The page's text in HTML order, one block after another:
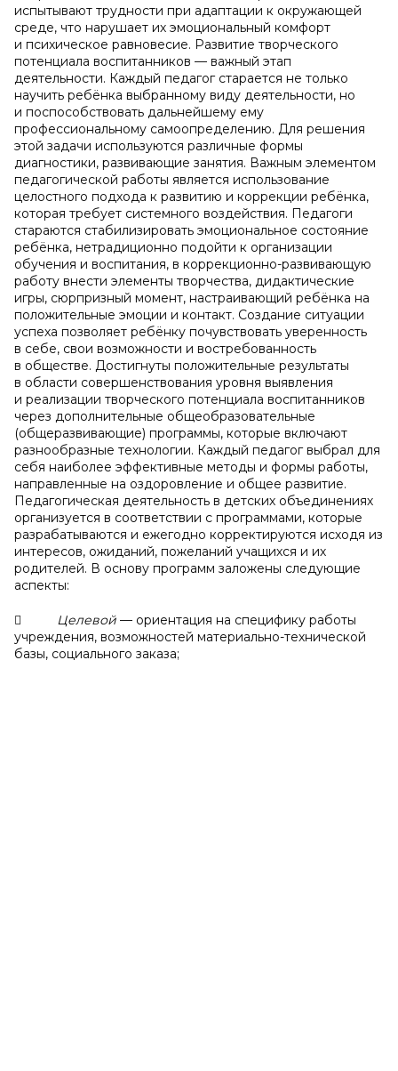
испытывают трудности при адаптации к окружающей
среде, что нарушает их эмоциональный комфорт
и психическое равновесие. Развитие творческого
потенциала воспитанников — важный этап
деятельности. Каждый педагог старается не только
научить ребёнка выбранному виду деятельности, но
и поспособствовать дальнейшему ему
профессиональному самоопределению. Для решения
этой задачи используются различные формы
диагностики, развивающие занятия. Важным элементом
педагогической работы является использование
целостного подхода к развитию и коррекции ребёнка,
которая требует системного воздействия. Педагоги
стараются стабилизировать эмоциональное состояние
ребёнка, нетрадиционно подойти к организации
обучения и воспитания, в коррекционно-развивающую
работу внести элементы творчества, дидактические
игры, сюрпризный момент, настраивающий ребёнка на
положительные эмоции и контакт. Создание ситуации
успеха позволяет ребёнку почувствовать уверенность
в себе, свои возможности и востребованность
в обществе. Достигнуты положительные результаты
в области совершенствования уровня выявления
и реализации творческого потенциала воспитанников
через дополнительные общеобразовательные
(общеразвивающие) программы, которые включают
разнообразные технологии. Каждый педагог выбрал для
себя наиболее эффективные методы и формы работы,
направленные на оздоровление и общее развитие.
Педагогическая деятельность в детских объединениях
организуется в соответствии с программами, которые
разрабатываются и ежегодно корректируются исходя из
интересов, ожиданий, пожеланий учащихся и их
родителей. В основу программ заложены следующие
аспекты:
 Целевой — ориентация на специфику работы
учреждения, возможностей материально-технической
базы, социального заказа;